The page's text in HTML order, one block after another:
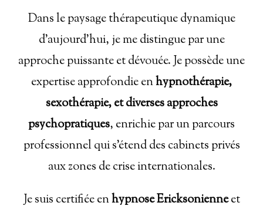
Dans le paysage thérapeutique dynamique
d’aujourd’hui, je me distingue par une
approche puissante et dévouée. Je possède une
expertise approfondie enhypnothérapie,
sexothérapie, et diverses approches
psychopratiques, enrichie par un parcours
professionnel qui s'étend des cabinets privés
aux zones de crise internationales.
Je suis certifiée enhypnose Ericksonienneet